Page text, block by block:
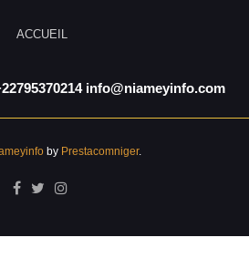
ACCUEIL
info@niameyinfo.com
by Prestacomniger.